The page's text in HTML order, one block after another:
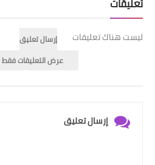
ليست هناك تعليقات
إرسال تعليق
عرض التعليقات فقط
إرسال تعليق